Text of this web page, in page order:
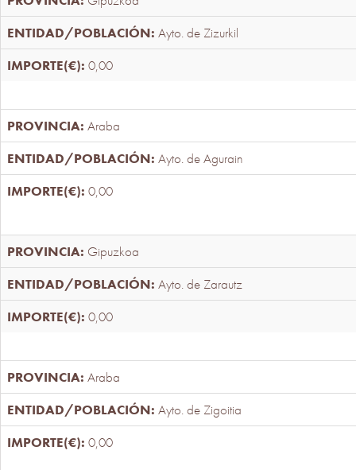
Ayto. de Zizurkil
0,00
Araba
Ayto. de Agurain
0,00
Gipuzkoa
Ayto. de Zarautz
0,00
Araba
Ayto. de Zigoitia
0,00